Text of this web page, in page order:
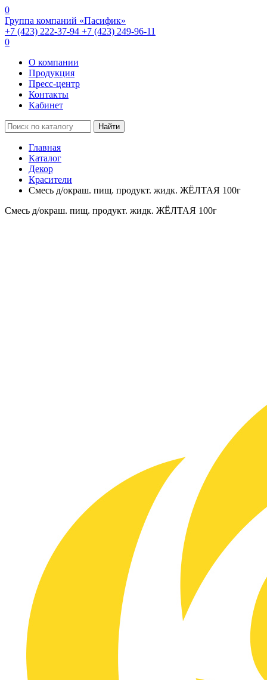
0
Группа компаний «Пасифик»
+7 (423) 222-37-94 +7 (423) 249-96-11
0
О компании
Продукция
Пресс-центр
Контакты
Кабинет
Найти
Главная
Каталог
Декор
Красители
Смесь д/окраш. пищ. продукт. жидк. ЖЁЛТАЯ 100г
Смесь д/окраш. пищ. продукт. жидк. ЖЁЛТАЯ 100г